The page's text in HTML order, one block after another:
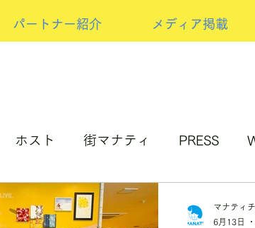
パートナー紹介 メディア掲載
ホスト 街マナティ PRESS
アップサイクルの取り組み
マナティ
6月13日